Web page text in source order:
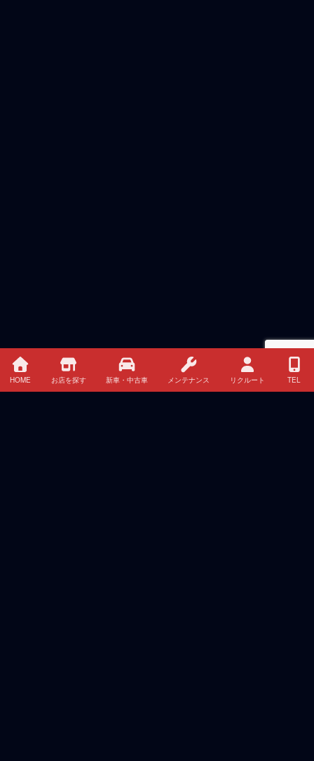
HOME お店を探す 新車・中古車 メンテナンス リクルート TEL